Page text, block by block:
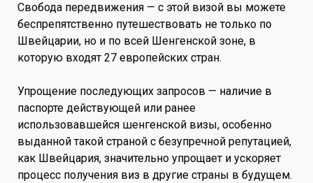
Свобода передвижения — с этой визой вы можете
беспрепятственно путешествовать не только по
Швейцарии, но и по всей Шенгенской зоне, в
которую входят 27 европейских стран.
Упрощение последующих запросов — наличие в
паспорте действующей или ранее
использовавшейся шенгенской визы, особенно
выданной такой страной с безупречной репутацией,
как Швейцария, значительно упрощает и ускоряет
процесс получения виз в другие страны в будущем.